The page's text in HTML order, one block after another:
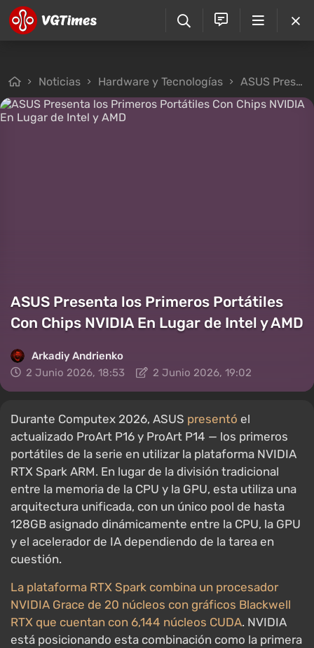
Noticias Hardware y Tecnologías ASUS Presenta los Primeros Portátiles Con Chips NVIDIA En Lugar de Intel y AMD
ASUS Presenta los Primeros Portátiles
Con Chips NVIDIA En Lugar de Intel y AMD
Arkadiy Andrienko
2 Junio 2026, 18:53
2 Junio 2026, 19:02
Durante Computex 2026, ASUS presentó el
actualizado ProArt P16 y ProArt P14 — los primeros
portátiles de la serie en utilizar la plataforma NVIDIA
RTX Spark ARM. En lugar de la división tradicional
entre la memoria de la CPU y la GPU, esta utiliza una
arquitectura unificada, con un único pool de hasta
128GB asignado dinámicamente entre la CPU, la GPU
y el acelerador de IA dependiendo de la tarea en
cuestión.
La plataforma RTX Spark combina un procesador
NVIDIA Grace de 20 núcleos con gráficos Blackwell
RTX que cuentan con 6,144 núcleos CUDA. NVIDIA
está posicionando esta combinación como la primera